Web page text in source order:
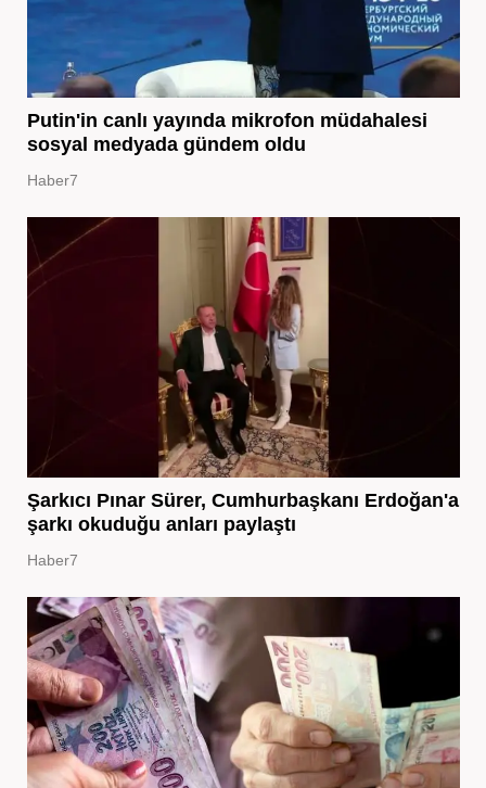
Putin'in canlı yayında mikrofon müdahalesi
sosyal medyada gündem oldu
Haber7
Şarkıcı Pınar Sürer, Cumhurbaşkanı Erdoğan'a
şarkı okuduğu anları paylaştı
Haber7